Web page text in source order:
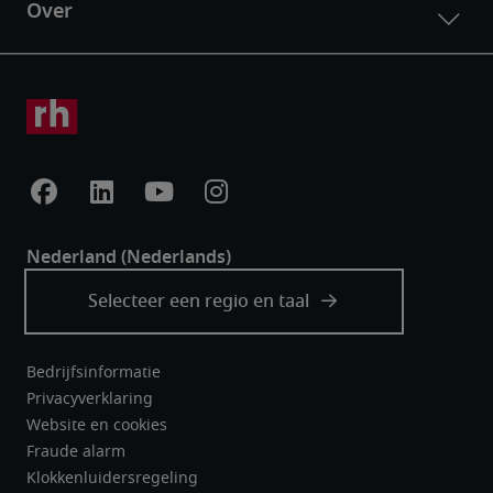
Bedrijfsinformatie
Privacyverklaring
Website en cookies
Fraude alarm
Klokkenluidersregeling